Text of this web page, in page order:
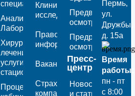
специалистов
Анализы /
Лаборатория
Хирургическое
лечение /
услуги
стационара
Процедурный
Клинические
исследования
Правовая
информация
Вакансии
Страховые
компании
осмотры
Предрейсовые
осмотры
Пресс-
центр
Новости
и статьи
Пермь,
ул.
Дружбы,
д. 15а
Время
работы:
пн - пт
с 8:00